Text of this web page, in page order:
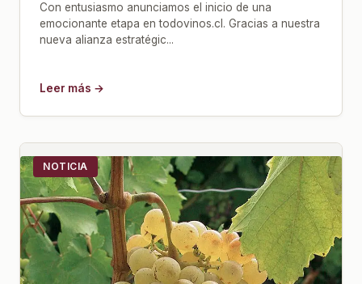
Con entusiasmo anunciamos el inicio de una
emocionante etapa en todovinos.cl. Gracias a nuestra
nueva alianza estratégic...
Leer más →
NOTICIA